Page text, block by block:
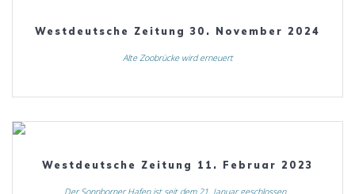
Westdeutsche Zeitung 30. November 2024
Alte Zoobrücke wird erneuert
Westdeutsche Zeitung 11. Februar 2023
Der Sonnborner Hafen ist seit dem 21. Januar geschlossen.